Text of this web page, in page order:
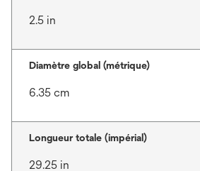
2.5 in
Diamètre global (métrique)
6.35 cm
Longueur totale (impérial)
29.25 in